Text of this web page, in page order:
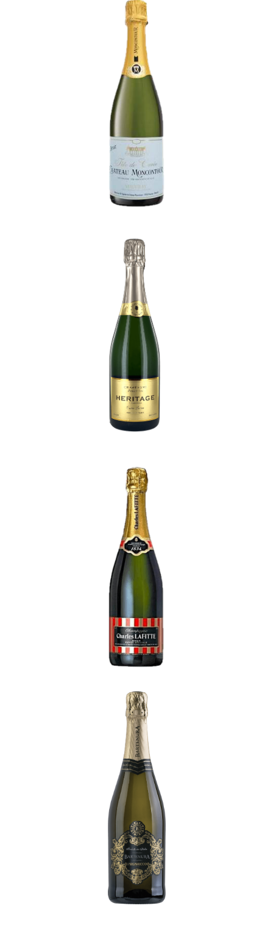
Vouvray de Château Moncontour
-
Loire et Touraine
Champagne Héritage Cuvée
Lucien
-
Champagne
Vranken Champagne Charles
Lafitte Brut
-
Champagne
Bartenura Prosecco
-
Italie